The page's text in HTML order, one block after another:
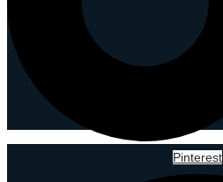
Pinterest